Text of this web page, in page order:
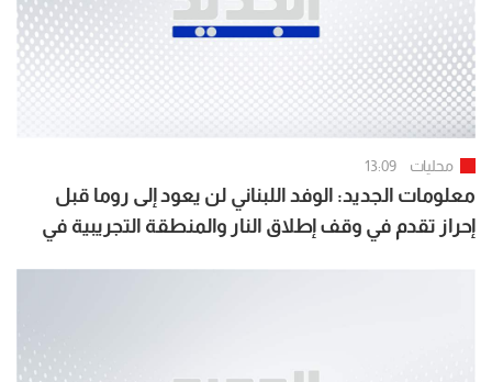
محليات 13:09
معلومات الجديد: الوفد اللبناني لن يعود إلى روما قبل
إحراز تقدم في وقف إطلاق النار والمنطقة التجريبية في